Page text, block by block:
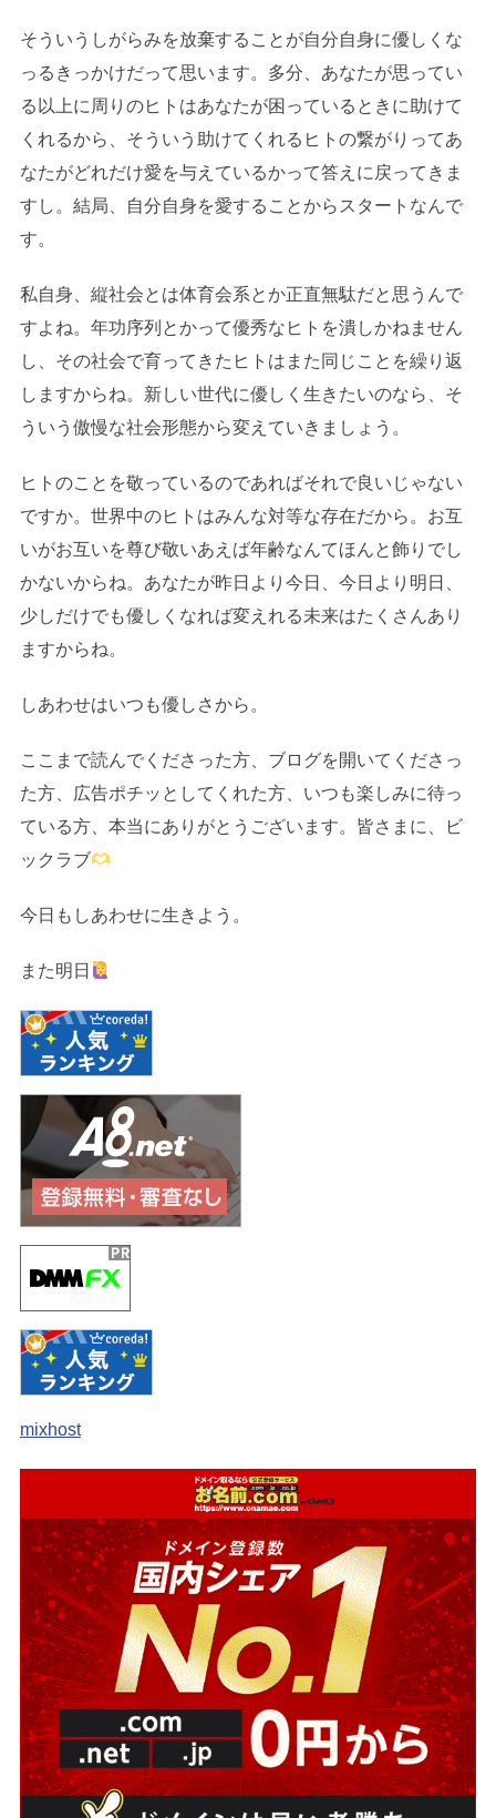
そういうしがらみを放棄することが自分自身に優しくな
っるきっかけだって思います。多分、あなたが思ってい
る以上に周りのヒトはあなたが困っているときに助けて
くれるから、そういう助けてくれるヒトの繋がりってあ
なたがどれだけ愛を与えているかって答えに戻ってきま
すし。結局、自分自身を愛することからスタートなんで
す。
私自身、縦社会とは体育会系とか正直無駄だと思うんで
すよね。年功序列とかって優秀なヒトを潰しかねません
し、その社会で育ってきたヒトはまた同じことを繰り返
しますからね。新しい世代に優しく生きたいのなら、そ
ういう傲慢な社会形態から変えていきましょう。
ヒトのことを敬っているのであればそれで良いじゃない
ですか。世界中のヒトはみんな対等な存在だから。お互
いがお互いを尊び敬いあえば年齢なんてほんと飾りでし
かないからね。あなたが昨日より今日、今日より明日、
少しだけでも優しくなれば変えれる未来はたくさんあり
ますからね。
しあわせはいつも優しさから。
ここまで読んでくださった方、ブログを開いてくださっ
た方、広告ポチッとしてくれた方、いつも楽しみに待っ
ている方、本当にありがとうございます。皆さまに、ビ
ックラブ
今日もしあわせに生きよう。
また明日
mixhost